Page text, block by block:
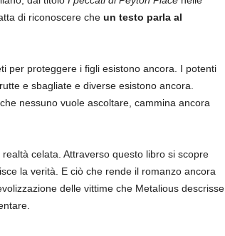
di riconoscere che un testo parla al
per proteggere i figli esistono ancora. I potenti
e sbagliate e diverse esistono ancora.
nessuno vuole ascoltare, cammina ancora
celata. Attraverso questo libro si scopre
la verità. E ciò che rende il romanzo ancora
delle vittime che Metalious descrisse